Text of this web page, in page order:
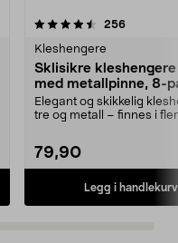
256
Kleshengere
Sklisikre
med metallpinne, 8-
Elegant og skikkelig
tre og metall – finnes i
79,90
Legg i handlekurv
4.5av 5 stjerner